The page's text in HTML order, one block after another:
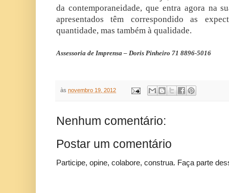
da contemporaneidade, que entra agora na
apresentados têm correspondido as
quantidade, mas também à qualidade.
Assessoria de Imprensa – Doris Pinheiro 71 8896-5016
às novembro 19, 2012
Nenhum comentário:
Postar um comentário
Participe, opine, colabore, construa. Faça parte